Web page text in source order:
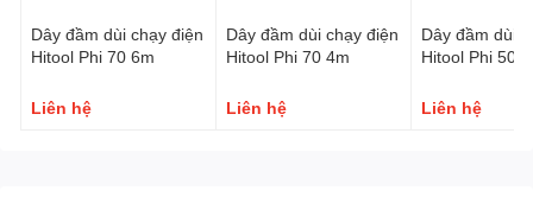
Dây đầm dùi chạy điện
Hitool Phi 70 6m
Liên hệ
Dây đầm dùi chạy điện
Hitool Phi 70 4m
Liên hệ
Dây đầm dùi
Hitool Phi 50
Liên hệ